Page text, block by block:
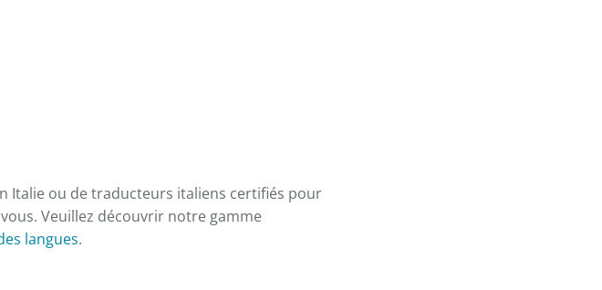
Italie ou de traducteurs italiens certifiés pour
Veuillez découvrir notre gamme
langues.